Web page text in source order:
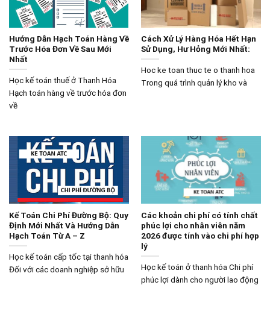
Hướng Dẫn Hạch Toán Hàng Về
Trước Hóa Đơn Về Sau Mới
Nhất
Học kế toán thuế ở Thanh Hóa
Hạch toán hàng về trước hóa đơn
về
Cách Xử Lý Hàng Hóa Hết Hạn
Sử Dụng, Hư Hỏng Mới Nhất:
Hoc ke toan thuc te o thanh hoa
Trong quá trình quản lý kho và
Kế Toán Chi Phí Đường Bộ: Quy
Định Mới Nhất Và Hướng Dẫn
Hạch Toán Từ A – Z
Học kế toán cấp tốc tại thanh hóa
Đối với các doanh nghiệp sở hữu
Các khoản chi phí có tính chất
phúc lợi cho nhân viên năm
2026 được tính vào chi phí hợp
lý
Học kế toán ở thanh hóa Chi phí
phúc lợi dành cho người lao động